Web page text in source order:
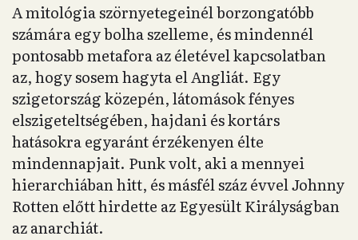
A mitológia szörnyetegeinél borzongatóbb
számára egy bolha szelleme, és mindennél
pontosabb metafora az életével kapcsolatban
az, hogy sosem hagyta el Angliát. Egy
szigetország közepén, látomások fényes
elszigeteltségében, hajdani és kortárs
hatásokra egyaránt érzékenyen élte
mindennapjait. Punk volt, aki a mennyei
hierarchiában hitt, és másfél száz évvel Johnny
Rotten előtt hirdette az Egyesült Királyságban
az anarchiát.